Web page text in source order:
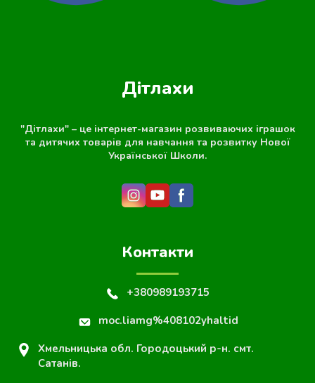
Дітлахи
"Дітлахи" – це інтернет-магазин розвиваючих іграшок
та дитячих товарів для навчання та розвитку Нової
Української Школи.
Контакти
+380989193715
moc.liamg%408102yhaltid
Хмельницька обл. Городоцький р-н. смт.
Сатанів.